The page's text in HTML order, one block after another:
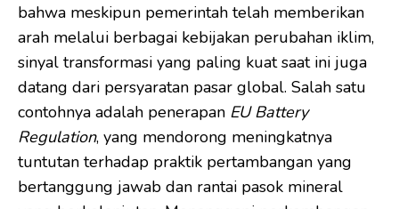
bahwa meskipun pemerintah telah memberikan
arah melalui berbagai kebijakan perubahan iklim,
sinyal transformasi yang paling kuat saat ini juga
datang dari persyaratan pasar global. Salah satu
contohnya adalah penerapan EU Battery
Regulation, yang mendorong meningkatnya
tuntutan terhadap praktik pertambangan yang
bertanggung jawab dan rantai pasok mineral